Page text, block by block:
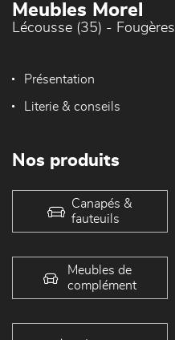
Meubles Morel
Lécousse (35) - Fougères
Présentation
Literie & conseils
Nos produits
Canapés &
fauteuils
Meubles de
complément